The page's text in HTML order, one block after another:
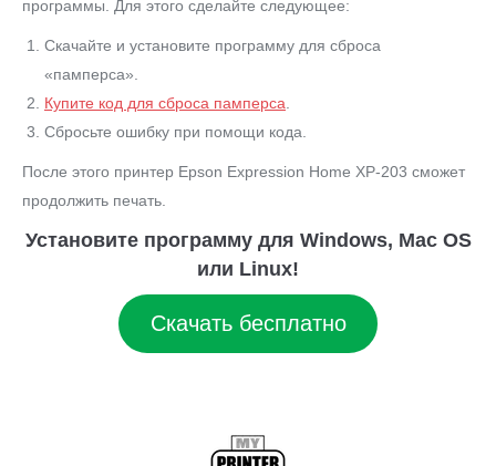
программы. Для этого сделайте следующее:
Скачайте и установите программу для сброса
«памперса».
Купите код для сброса памперса
Сбросьте ошибку при помощи кода.
После этого принтер Epson Expression Home XP-203 сможет
продолжить печать.
Установите программу для Windows, Mac OS
или Linux!
Скачать бесплатно